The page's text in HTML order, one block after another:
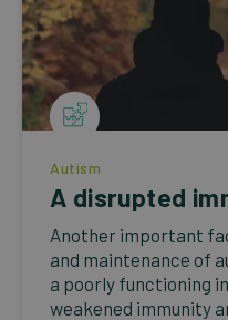
Autism
A disrupted
Another important
and maintenance of
a poorly functioning
weakened immunity